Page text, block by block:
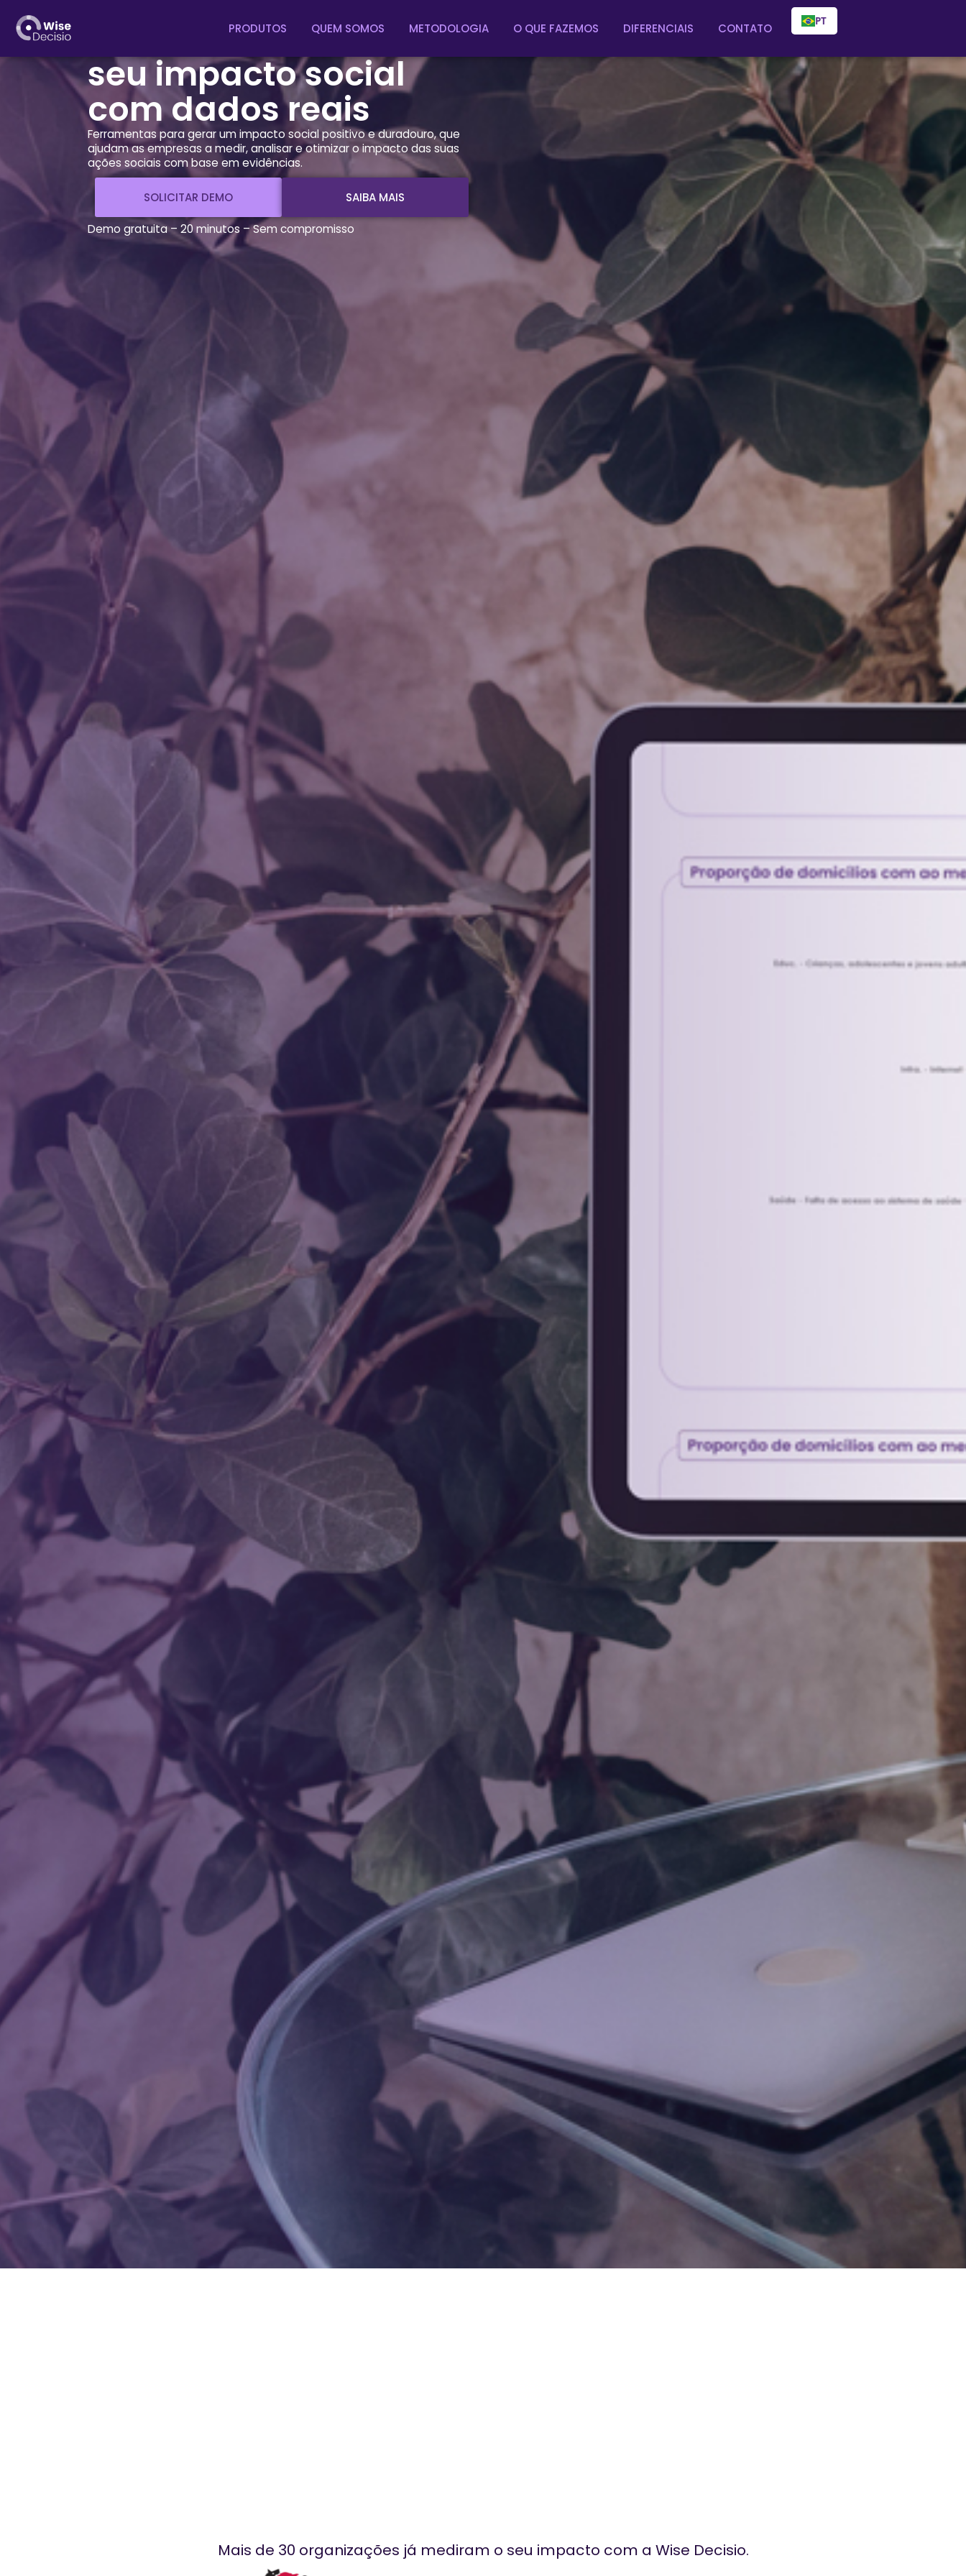
PRODUTOS QUEM SOMOS METODOLOGIA O QUE FAZEMOS DIFERENCIAIS CONTATO PT
Mede e demonstra o
seu impacto social
com dados reais
Ferramentas para gerar um impacto social positivo e duradouro, que
ajudam as empresas a medir, analisar e otimizar o impacto das suas
ações sociais com base em evidências.
SOLICITAR DEMO SAIBA MAIS
Demo gratuita – 20 minutos – Sem compromisso
Mais de 30 organizações já mediram o seu impacto com a Wise Decisio.